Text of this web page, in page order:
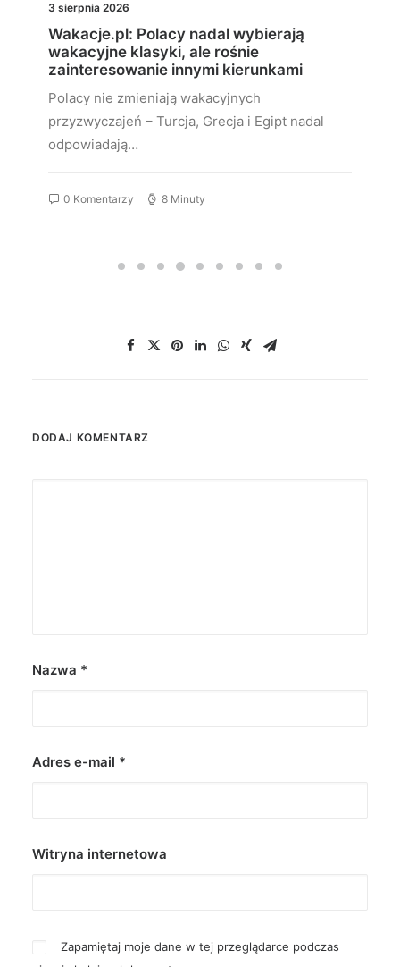
3 sierpnia 2026
Wakacje.pl: Polacy nadal wybierają
wakacyjne klasyki, ale rośnie
zainteresowanie innymi kierunkami
Polacy nie zmieniają wakacyjnych
przyzwyczajeń – Turcja, Grecja i Egipt nadal
odpowiadają…
0 Komentarzy 8 Minuty
DODAJ KOMENTARZ
Nazwa *
Adres e-mail *
Witryna internetowa
Zapamiętaj moje dane w tej przeglądarce podczas